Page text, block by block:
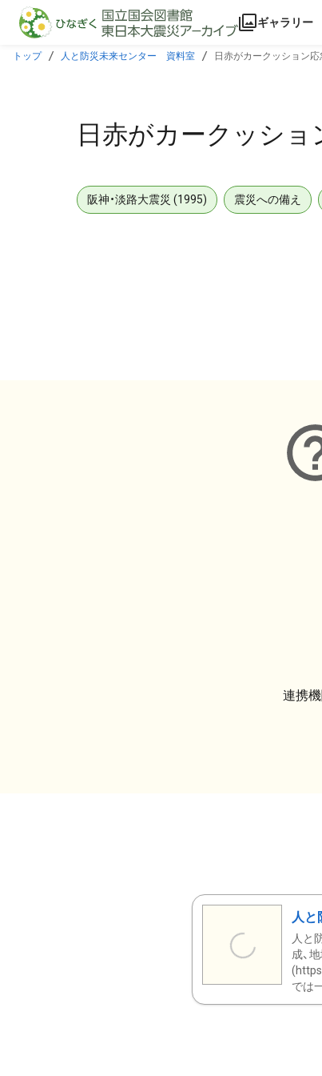
本文に飛ぶ
ギャラリー
トップ 人と防災未来センター 資料室 日赤がカークッション
日赤がカークッシ
阪神・淡路大震災 (1995) 震災への備え
連携
人
人と
成、
では